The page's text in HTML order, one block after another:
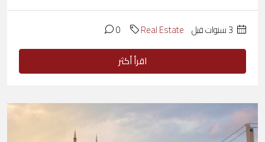
Real Estate
0
اقرأ أكثر